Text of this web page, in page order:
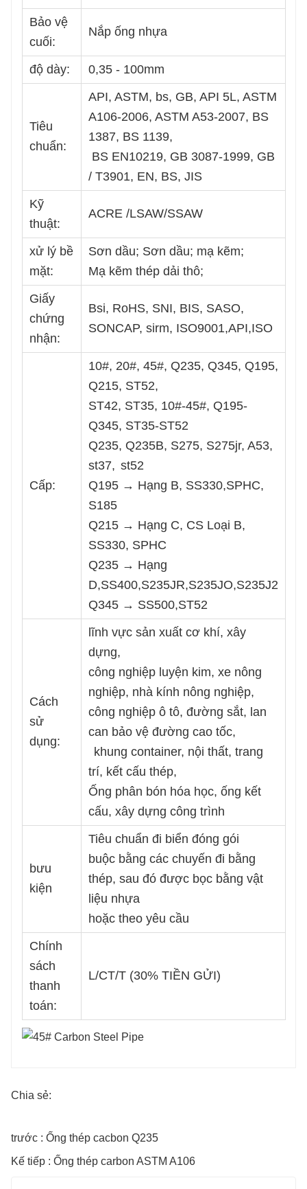
Bảo vệ
cuối:
Nắp ống nhựa
độ dày: 0,35 - 100mm
Tiêu
chuẩn:
API, ASTM, bs, GB, API 5L, ASTM
A106-2006, ASTM A53-2007, BS
1387, BS 1139,
BS EN10219, GB 3087-1999, GB
/ T3901, EN, BS, JIS
Kỹ
thuật:
ACRE /LSAW/SSAW
xử lý bề
mặt:
Sơn dầu; Sơn dầu; mạ kẽm;
Mạ kẽm thép dải thô;
Giấy
chứng
nhận:
Bsi, RoHS, SNI, BIS, SASO,
SONCAP, sirm, ISO9001,API,ISO
Cấp:
10#, 20#, 45#, Q235, Q345, Q195,
Q215, ST52,
ST42, ST35, 10#-45#, Q195-
Q345, ST35-ST52
Q235, Q235B, S275, S275jr, A53,
st37, st52
Q195 → Hạng B, SS330,SPHC,
S185
Q215 → Hạng C, CS Loại B,
SS330, SPHC
Q235 → Hạng
D,SS400,S235JR,S235JO,S235J2
Q345 → SS500,ST52
Cách
sử
dụng:
lĩnh vực sản xuất cơ khí, xây
dựng,
công nghiệp luyện kim, xe nông
nghiệp, nhà kính nông nghiệp,
công nghiệp ô tô, đường sắt, lan
can bảo vệ đường cao tốc,
khung container, nội thất, trang
trí, kết cấu thép,
Ống phân bón hóa học, ống kết
cấu, xây dựng công trình
bưu
kiện
Tiêu chuẩn đi biển đóng gói
buộc bằng các chuyến đi bằng
thép, sau đó được bọc bằng vật
liệu nhựa
hoặc theo yêu cầu
Chính
sách
thanh
toán:
L/CT/T (30% TIỀN GỬI)
Chia sẻ:
trước : Ống thép cacbon Q235
Kế tiếp : Ống thép carbon ASTM A106